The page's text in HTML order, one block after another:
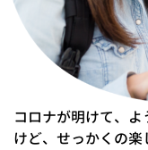
コロナが明けて、
けど、せっかくの